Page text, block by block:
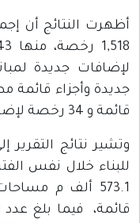
أظهرت النتائج أن
قائمة و 34 رخصة لإضافات قائمة.
وتشير نتائج